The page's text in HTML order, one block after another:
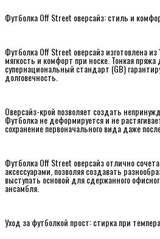
Футболка Off Street оверсайз: стиль и
Футболка Off Street оверсайз изготовлена
мягкость и комфорт при носке. Тонкая пряжа
супернациональный стандарт (GB)
долговечность.
Оверсайз-крой позволяет создать
Футболка не деформируется и не
сохранение первоначального вида даже
Футболка Off Street оверсайз отлично
аксессуарами, позволяя создавать
выступать основой для сдержанного
ансамбля.
Уход за футболкой прост: стирка при